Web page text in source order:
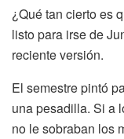
¿Qué tan cierto es
listo para irse de
reciente versión.
El semestre pintó
una pesadilla. Si a
no le sobraban los